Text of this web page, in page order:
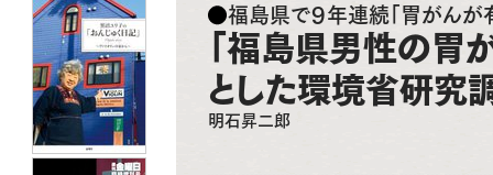
福島県で９年連続「胃がんが
「福島県男性の胃
とした環境省研究
明石昇二郎